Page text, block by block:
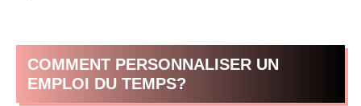
COMMENT PERSONNALISER UN
EMPLOI DU TEMPS?